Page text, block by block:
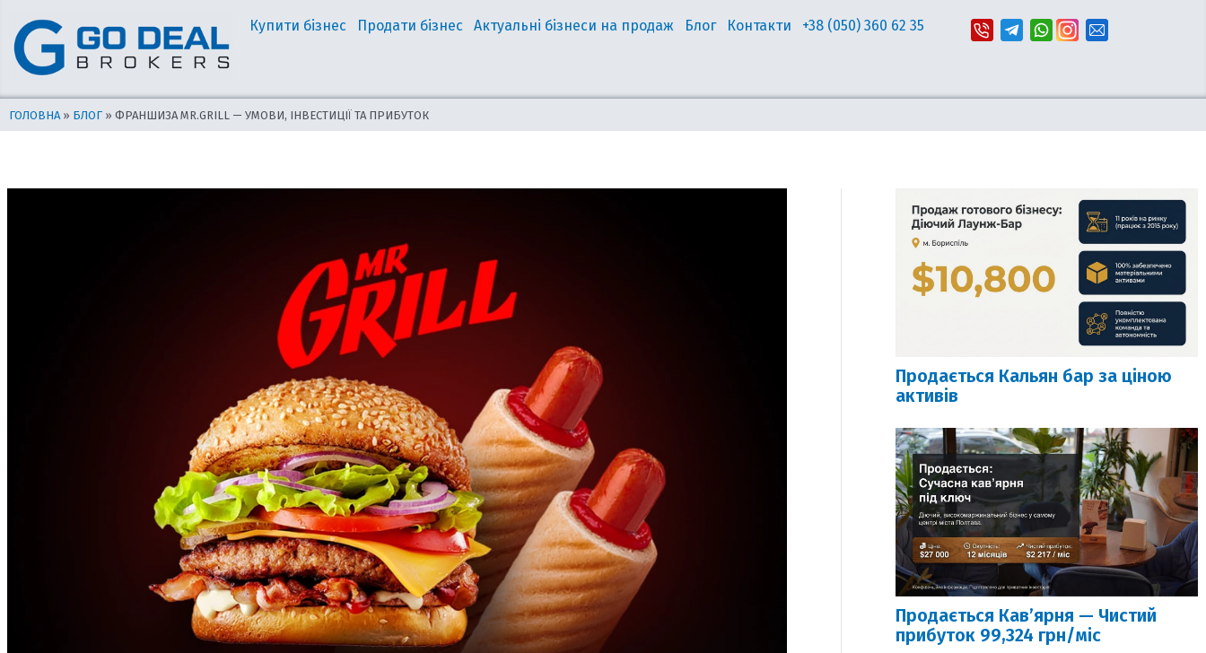
вмісту
Купити бізнес Продати бізнес Актуальні бізнеси на продаж Блог Контакти +38 (050) 360 62 35
ГОЛОВНА » БЛОГ » ФРАНШИЗА MR.GRILL — УМОВИ, ІНВЕСТИЦІЇ ТА ПРИБУТОК
по
запису
Продається Кальян бар за ціною
активів
Продається Кавʼярня — Чистий
прибуток 99,324 грн/міс